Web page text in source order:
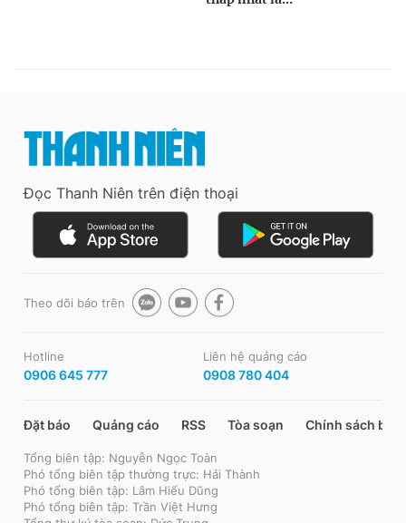
Đọc Thanh Niên trên điện thoại
Theo dõi báo trên
Hotline
0906 645 777
Liên hệ quảng cáo
0908 780 404
Đặt báo Quảng cáo RSS Tòa soạn Chính sách bảo
Tổng biên tập: Nguyễn Ngọc Toàn
Phó tổng biên tập thường trực: Hải Thành
Phó tổng biên tập: Lâm Hiếu Dũng
Phó tổng biên tập: Trần Việt Hưng